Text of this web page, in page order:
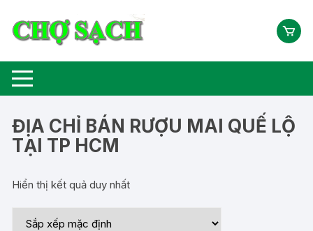
ĐỊA CHỈ BÁN RƯỢU MAI QUẾ LỘ
TẠI TP HCM
Hiển thị kết quả duy nhất